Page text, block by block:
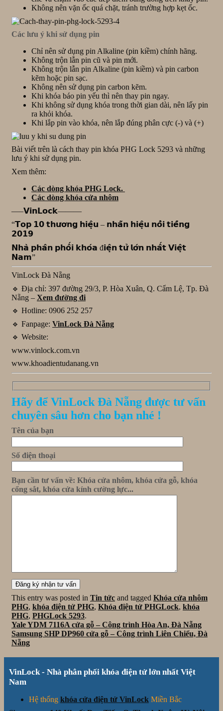
Không nên vặn ốc quá chặt, tránh trường hợp kẹt ốc.
Các lưu ý khi sử dụng pin
Chỉ nên sử dụng pin Alkaline (pin kiềm) chính hãng.
Không trộn lẫn pin cũ và pin mới.
Không trộn lẫn pin Alkaline (pin kiềm) và pin carbon
kẽm hoặc pin sạc.
Không nên sử dụng pin carbon kẽm.
Khi khóa báo pin yếu thì nên thay pin ngay.
Khi không sử dụng khóa trong thời gian dài, nên lấy pin
ra khỏi khóa.
Khi lắp pin vào khóa, nên lắp đúng phân cực (-) và (+)
Bài viết trên là cách thay pin khóa PHG Lock 5293 và những
lưu ý khi sử dụng pin.
Xem thêm:
Các dòng khóa PHG Lock.
Các dòng khóa cửa nhôm
—–𝗩𝗶𝗻𝗟𝗼𝗰𝗸———
“𝗧𝗼𝗽 𝟭𝟬 𝘁𝗵𝘂̛𝗼̛𝗻𝗴 𝗵𝗶𝗲̣̂𝘂 – 𝗻𝗵𝗮̃𝗻 𝗵𝗶𝗲̣̂𝘂 𝗻𝗼̂̉𝗶 𝘁𝗶𝗲̂́𝗻𝗴
𝟮𝟬𝟭𝟵
𝗡𝗵𝗮̀ 𝗽𝗵𝗮̂𝗻 𝗽𝗵𝗼̂́𝗶 𝗸𝗵𝗼́𝗮 đ𝗶𝗲̣̂𝗻 𝘁𝘂̛̉ 𝗹𝗼̛́𝗻 𝗻𝗵𝗮̂́𝘁 𝗩𝗶𝗲̣̂𝘁
𝗡𝗮𝗺”
VinLock Đà Nẵng
🔹 Địa chỉ: 397 đường 29/3, P. Hòa Xuân, Q. Cẩm Lệ, Tp. Đà
Nẵng – Xem đường đi
🔹 Hotline: 0906 252 257
🔹 Fanpage: VinLock Đà Nẵng
🔹 Website:
www.vinlock.com.vn
www.khoadientudanang.vn
Hãy để VinLock Đà Nẵng được tư vấn
chuyên sâu hơn cho bạn nhé !
Tên của bạn
Số điện thoại
Bạn cần tư vấn về: Khóa cửa nhôm, khóa cửa gỗ, khóa
cổng sắt, khóa cửa kính cường lực...
This entry was posted in Tin tức and tagged Khóa cửa nhôm
PHG, khóa điện tử PHG, Khóa điện tử PHGLock, khóa
PHG, PHGLock 5293.
Yale YDM 7116A cửa gỗ – Công trình Hòa An, Đà Nẵng
Samsung SHP DP960 cửa gỗ – Công trình Liên Chiểu, Đà
Nẵng
VinLock - Nhà phân phối khóa điện tử lớn nhất Việt
Nam
Hệ thống khóa cửa điện tử VinLock Miền Bắc